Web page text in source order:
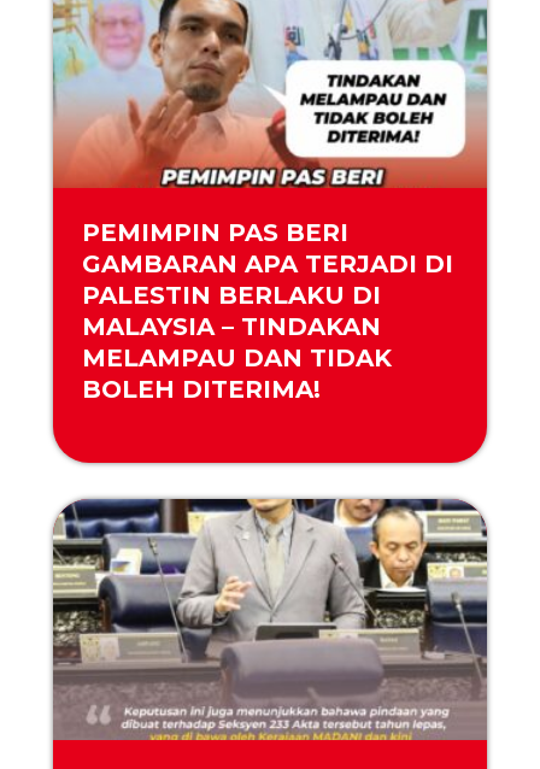
PEMIMPIN PAS BERI
GAMBARAN APA TERJADI DI
PALESTIN BERLAKU DI
MALAYSIA – TINDAKAN
MELAMPAU DAN TIDAK
BOLEH DITERIMA!